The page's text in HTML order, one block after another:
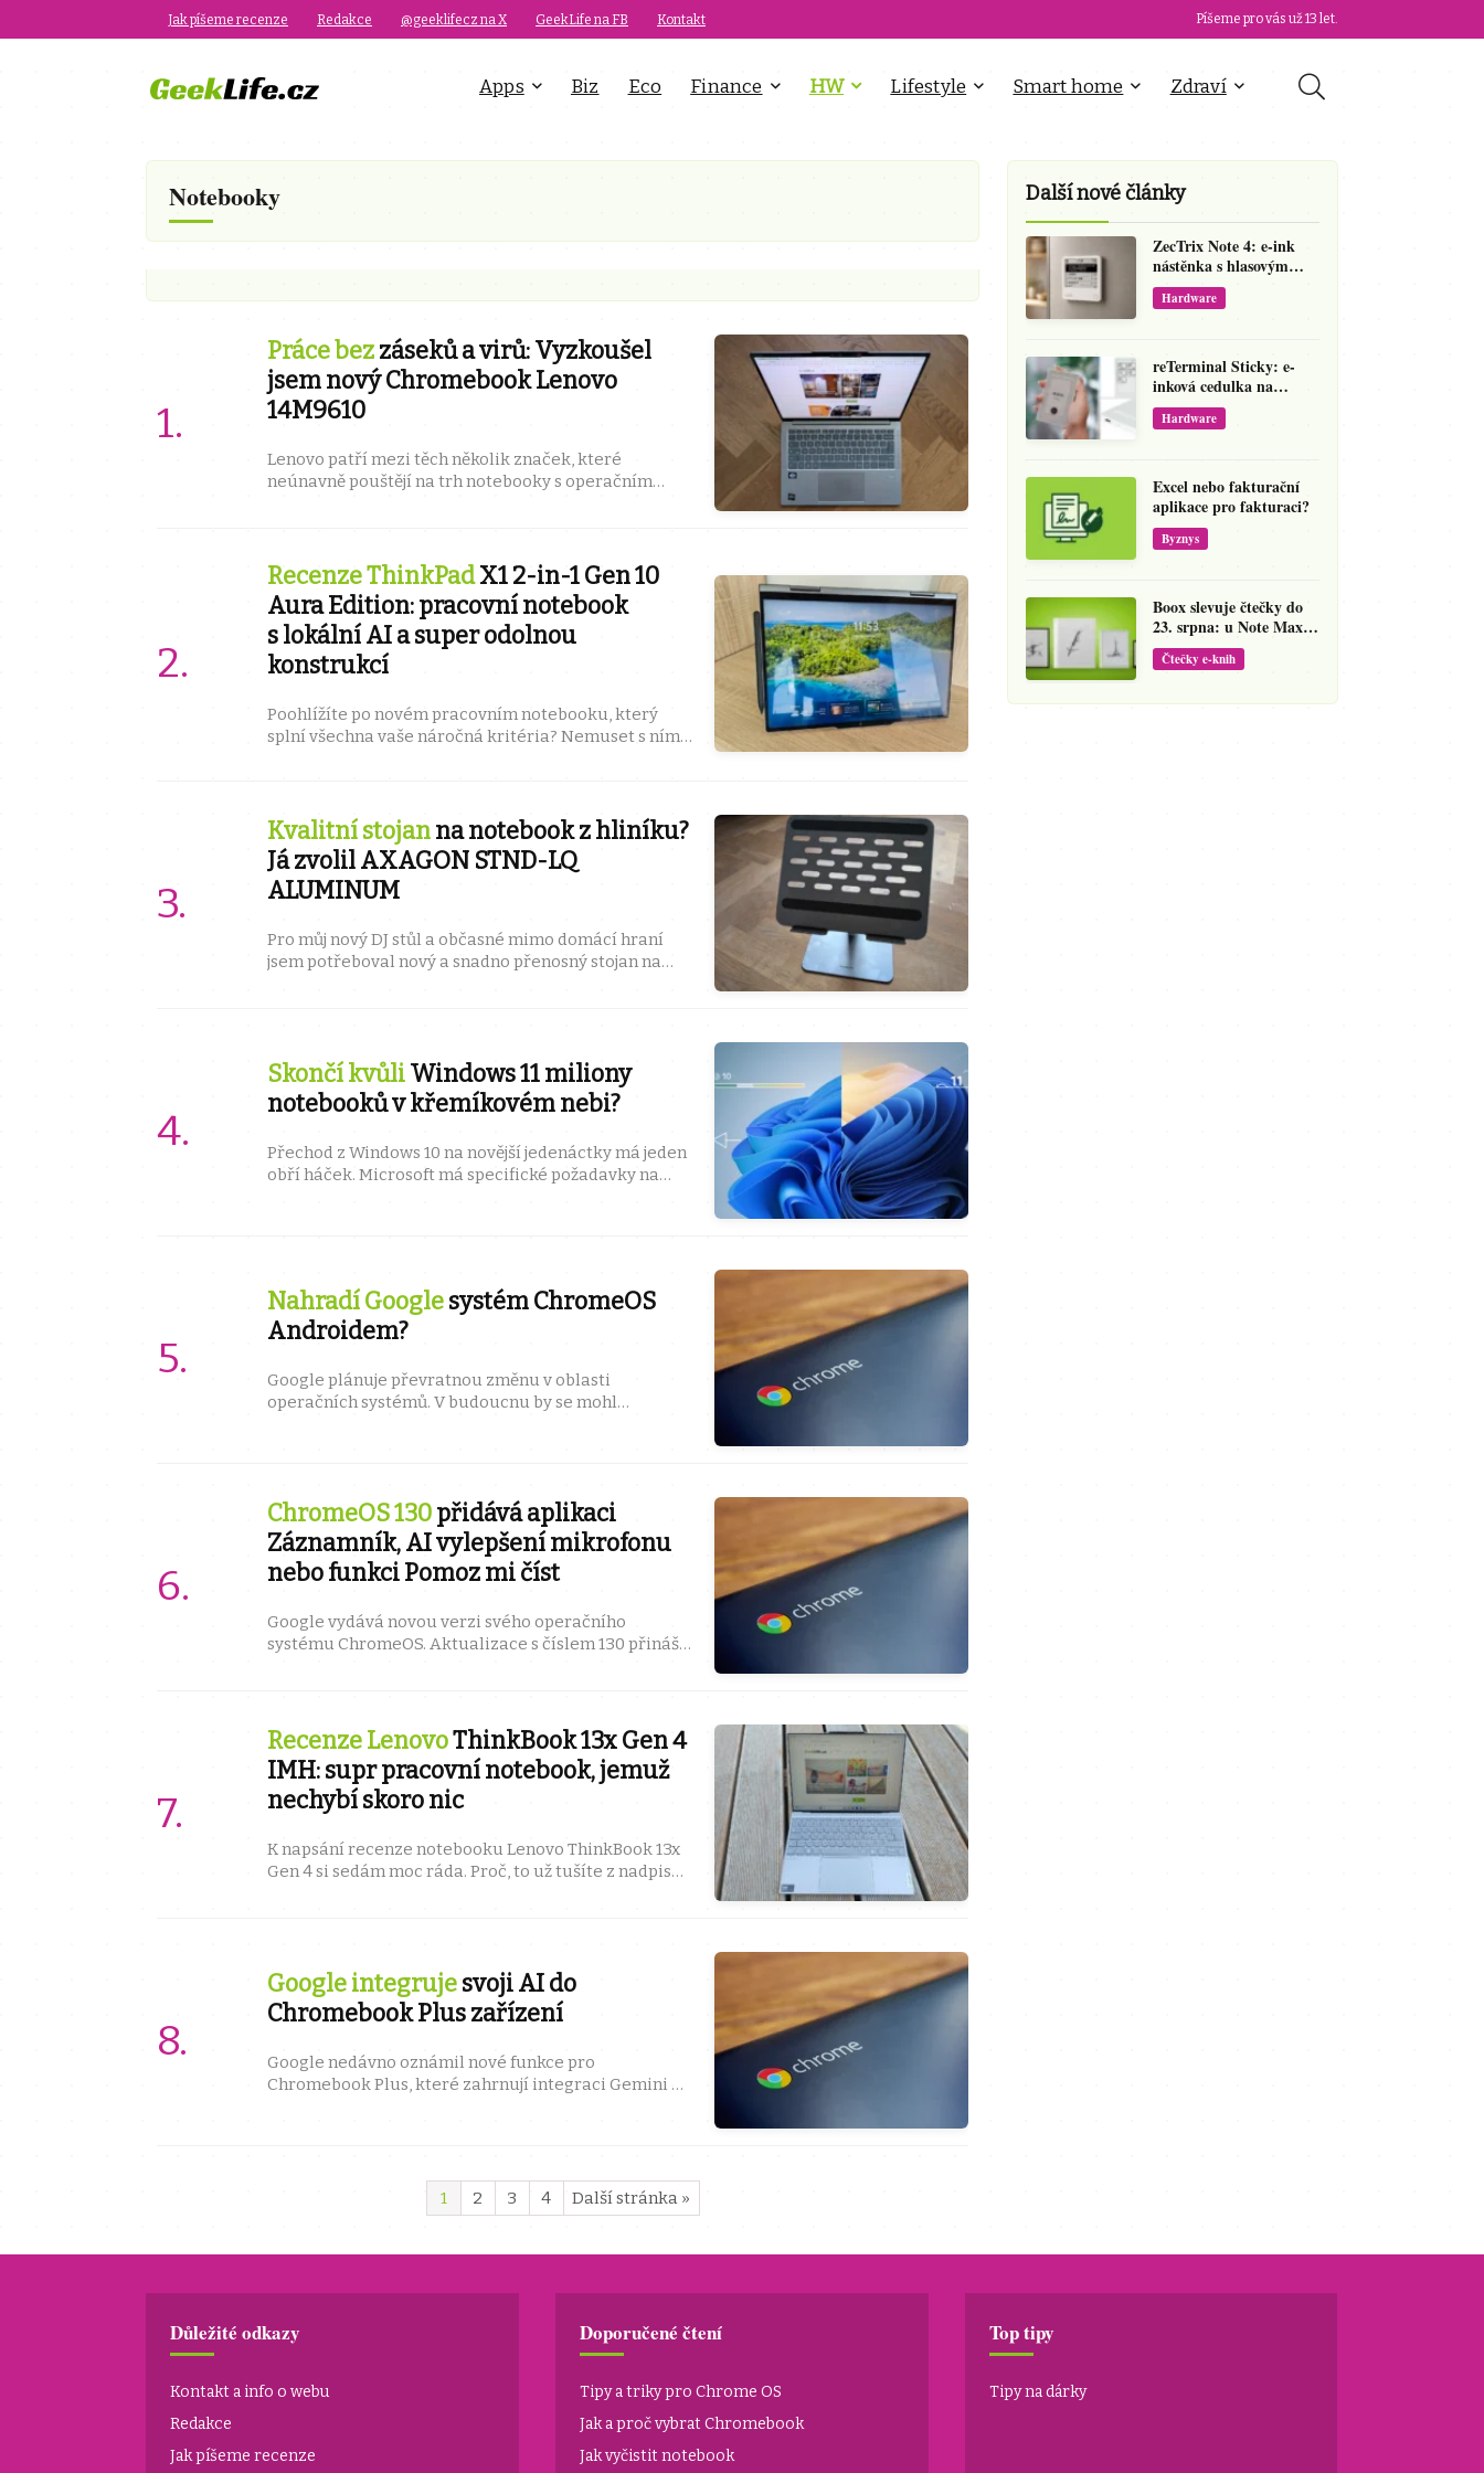
Jak píšeme recenze Redakce @geeklifecz na X GeekLife na FB Kontakt Píšeme pro vás už 13 let.
Apps Biz Eco Finance HW Lifestyle Smart home Zdraví
Notebooky
Práce bezzáseků a virů: Vyzkoušel
jsem nový Chromebook Lenovo
14M9610
Lenovo patří mezi těch několik značek, které
neúnavně pouštějí na trh notebooky s operačním
Recenze ThinkPadX1 2-in-1 Gen 10
Aura Edition: pracovní notebook
s lokální AI a super odolnou
konstrukcí
Poohlížíte po novém pracovním notebooku, který
splní všechna vaše náročná kritéria? Nemuset s ním
Kvalitní stojanna notebook z hliníku?
Já zvolil AXAGON STND-LQ
ALUMINUM
Pro můj nový DJ stůl a občasné mimo domácí hraní
jsem potřeboval nový a snadno přenosný stojan na
Skončí kvůliWindows 11 miliony
notebooků v křemíkovém nebi?
Přechod z Windows 10 na novější jedenáctky má jeden
obří háček. Microsoft má specifické požadavky na
Nahradí Googlesystém ChromeOS
Androidem?
Google plánuje převratnou změnu v oblasti
operačních systémů. V budoucnu by se mohl
ChromeOS 130přidává aplikaci
Záznamník, AI vylepšení mikrofonu
nebo funkci Pomoz mi číst
Google vydává novou verzi svého operačního
systému ChromeOS. Aktualizace s číslem 130 přináší
Recenze LenovoThinkBook 13x Gen 4
IMH: supr pracovní notebook, jemuž
nechybí skoro nic
K napsání recenze notebooku Lenovo ThinkBook 13x
Gen 4 si sedám moc ráda. Proč, to už tušíte z nadpisu
Google integrujesvoji AI do
Chromebook Plus zařízení
Google nedávno oznámil nové funkce pro
Chromebook Plus, které zahrnují integraci Gemini AI,
1 2 3 4 Další stránka »
Další nové články
ZecTrix Note 4: e-ink
nástěnka s hlasovým
vstupem, kterou si
přeprogramujete
Hardware
reTerminal Sticky: e-
inková cedulka na
ledničku, která přepíše
váš hlas na vzkaz
Hardware
Excel nebo fakturační
aplikace pro fakturaci?
Byznys
Boox slevuje čtečky do
23. srpna: u Note Maxu
jde cena dolů o 138 eur
Čtečky e-knih
Důležité odkazy
Kontakt a info o webu
Redakce
Jak píšeme recenze
Doporučené čtení
Tipy a triky pro Chrome OS
Jak a proč vybrat Chromebook
Jak vyčistit notebook
Top tipy
Tipy na dárky